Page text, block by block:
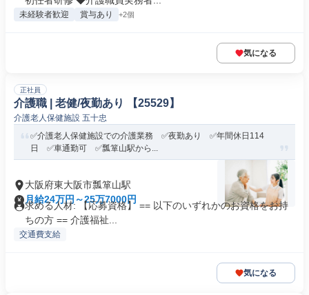
未経験者歓迎 賞与あり +2個
気になる
正社員
介護職 | 老健/夜勤あり 【25529】
介護老人保健施設 五十忠
✅介護老人保健施設での介護業務 ✅夜勤あり ✅年間休日114
日 ✅車通勤可 ✅瓢箪山駅から...
大阪府東大阪市瓢箪山駅
月給24万円～25万7000円
求める人材: 【応募資格】 == 以下のいずれかのお資格をお持
ちの方 == 介護福祉...
交通費支給
気になる